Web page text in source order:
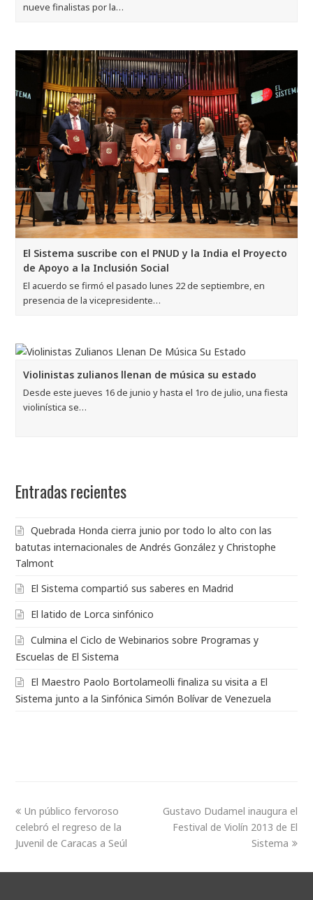
nueve finalistas por la…
El Sistema suscribe con el PNUD y la India el Proyecto
de Apoyo a la Inclusión Social
El acuerdo se firmó el pasado lunes 22 de septiembre, en
presencia de la vicepresidente…
Violinistas zulianos llenan de música su estado
Desde este jueves 16 de junio y hasta el 1ro de julio, una fiesta
violinística se…
Entradas recientes
Quebrada Honda cierra junio por todo lo alto con las
batutas internacionales de Andrés González y Christophe
Talmont
El Sistema compartió sus saberes en Madrid
El latido de Lorca sinfónico
Culmina el Ciclo de Webinarios sobre Programas y
Escuelas de El Sistema
El Maestro Paolo Bortolameolli finaliza su visita a El
Sistema junto a la Sinfónica Simón Bolívar de Venezuela
Un público fervoroso
celebró el regreso de la
Juvenil de Caracas a Seúl
Gustavo Dudamel inaugura el
Festival de Violín 2013 de El
Sistema